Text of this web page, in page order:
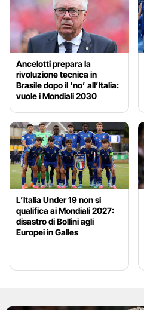
Ancelotti prepara la
rivoluzione tecnica in
Brasile dopo il ‘no’ all’Italia:
vuole i Mondiali 2030
L’Italia Under 19 non si
qualifica ai Mondiali 2027:
disastro di Bollini agli
Europei in Galles